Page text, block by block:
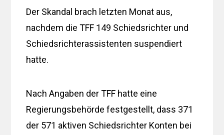
Der Skandal brach letzten Monat aus,
nachdem die TFF 149 Schiedsrichter und
Schiedsrichterassistenten suspendiert
hatte.
Nach Angaben der TFF hatte eine
Regierungsbehörde festgestellt, dass 371
der 571 aktiven Schiedsrichter Konten bei